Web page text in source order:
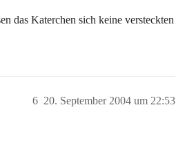
das Katerchen sich keine versteckten
20. September 2004 um 22:53
6